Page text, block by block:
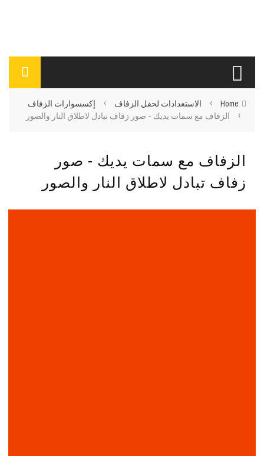
Home
› الاستعدادات لحفل الزفاف › إكسسوارات الزفاف
› الزفاف مع سمات يديك - صور زفاف تبادل لاطلاق النار والصور
الزفاف مع سمات يديك - صور
زفاف تبادل لاطلاق النار والصور